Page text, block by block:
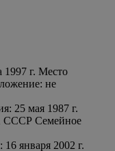
1997 г. Место
не
25 мая 1987 г.
СССР Семейное
января 2002 г.